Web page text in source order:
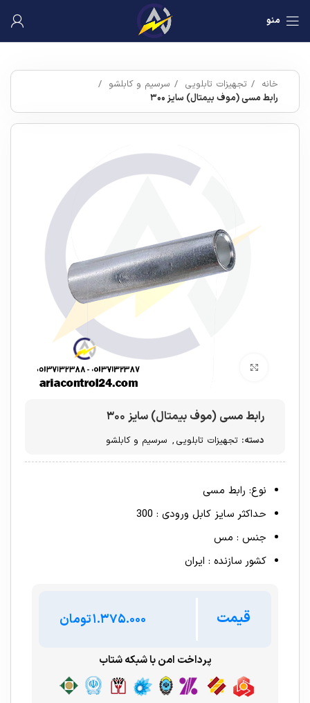
منو
خانه تجهیزات تابلویی
سرسیم و کابلشو
رابط مسی (موف بیمتال) سایز ۳۰۰
رابط مسی (موف بیمتال) سایز ۳۰۰
دسته: تجهیزات تابلویی , سرسیم و کابلشو
نوع: رابط مسی
حداکثر سایز کابل ورودی : 300
جنس : مس
کشور سازنده : ایران
قیمت تومان
پرداخت امن با شبکه شتاب